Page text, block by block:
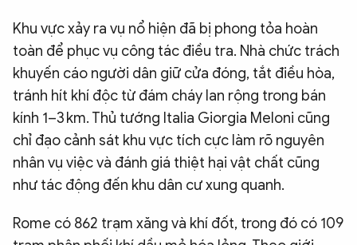
Khu vực xảy ra vụ nổ hiện đã bị phong tỏa hoàn
toàn để phục vụ công tác điều tra. Nhà chức trách
khuyến cáo người dân giữ cửa đóng, tắt điều hòa,
tránh hít khí độc từ đám cháy lan rộng trong bán
kính 1–3 km. Thủ tướng Italia Giorgia Meloni cũng
chỉ đạo cảnh sát khu vực tích cực làm rõ nguyên
nhân vụ việc và đánh giá thiệt hại vật chất cũng
như tác động đến khu dân cư xung quanh.
Rome có 862 trạm xăng và khí đốt, trong đó có 109